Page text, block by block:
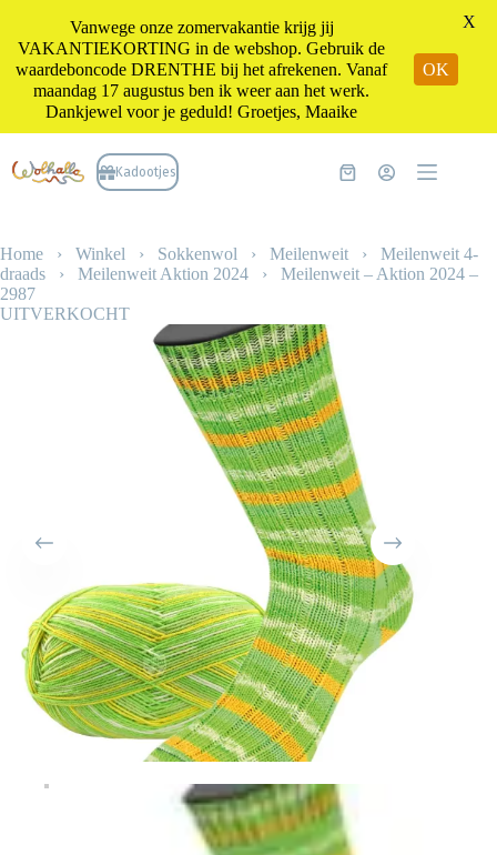
naar
de
Kadootjes Winkelwagen
Home › Winkel › Sokkenwol › Meilenweit › Meilenweit 4-
draads › Meilenweit Aktion 2024 › Meilenweit – Aktion 2024 –
2987
UITVERKOCHT
Vanwege onze zomervakantie krijg jij
VAKANTIEKORTING in de webshop. Gebruik de
waardeboncode DRENTHE bij het afrekenen. Vanaf
maandag 17 augustus ben ik weer aan het werk.
Dankjewel voor je geduld! Groetjes, Maaike
OK
X